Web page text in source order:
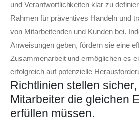
und Verantwortlichkeiten klar zu
Rahmen für präventives Handeln und
von Mitarbeitenden und Kunden bei.
Anweisungen geben, fördern sie eine
Zusammenarbeit und ermöglichen es
erfolgreich auf potenzielle
Richtlinien stellen
Mitarbeiter die gleichen
erfüllen müssen.